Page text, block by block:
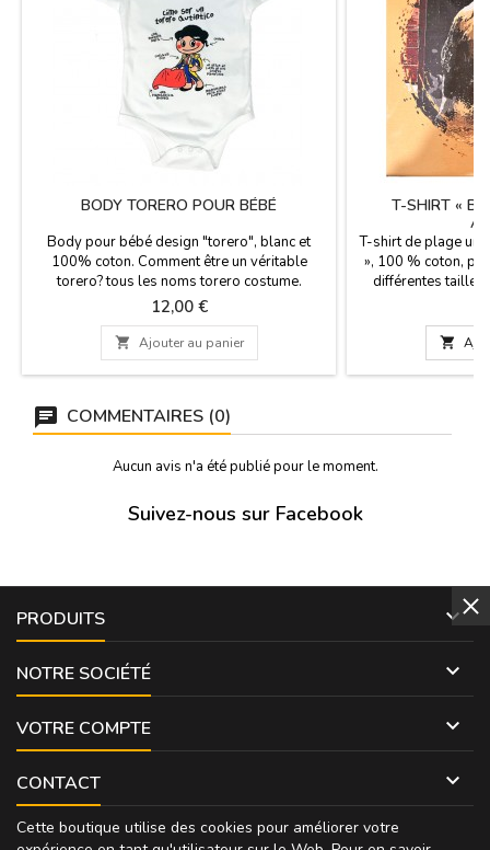
BODY TORERO POUR BÉBÉ
Body pour bébé design "torero", blanc et
100% coton. Comment être un véritable
torero? tous les noms torero costume.
Seulement en deux tailles, pour les bébés de
6 mois et 12 mois.
Prix
12,00 €
 Ajouter au panier
T-SHIRT «
T-shirt de plage
», 100 % coton,
différentes tailles

COMMENTAIRES (0)
Aucun avis n'a été publié pour le moment.
Suivez-nous sur Facebook
PRODUITS 
NOTRE SOCIÉTÉ 
VOTRE COMPTE 
CONTACT 
Cette boutique utilise des cookies pour améliorer votre